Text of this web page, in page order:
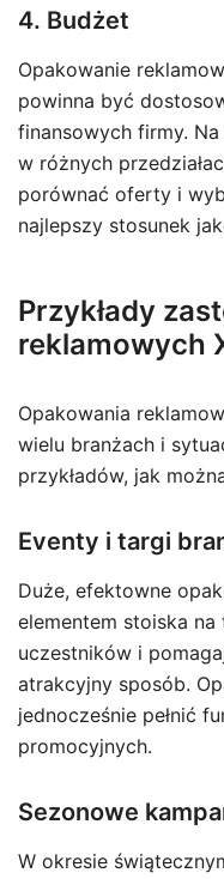
4. Budżet
Opakowanie
powinna być
finansowych firmy.
w różnych
porównać oferty i
najlepszy stosunek
Przykłady
reklamowych
Opakowania
wielu branżach i
przykładów, jak
Eventy i targi
Duże, efektowne
elementem stoiska
uczestników i
atrakcyjny sposób.
jednocześnie pełnić
promocyjnych.
Sezonowe
W okresie